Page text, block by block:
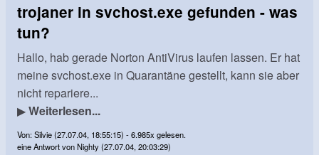
trojaner in svchost.exe gefunden - was
tun?
Hallo, hab gerade Norton AntiVirus laufen lassen. Er hat
meine svchost.exe in Quarantäne gestellt, kann sie aber
nicht repariere...
▶Weiterlesen...
Von: Silvie (27.07.04, 18:55:15) - 6.985x gelesen.
eine Antwort von Nighty (27.07.04, 20:03:29)